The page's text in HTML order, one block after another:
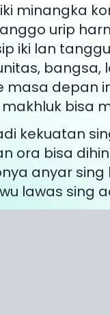
minangka
urip
iki lan
bangsa,
masa depan
bisa
kekuatan
ora bisa
anyar sing
lawas sing